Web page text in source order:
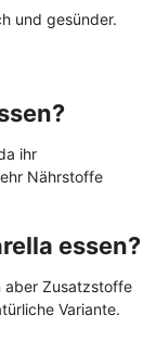
und gesünder.
ihr
Nährstoffe
essen?
aber Zusatzstoffe
Variante.